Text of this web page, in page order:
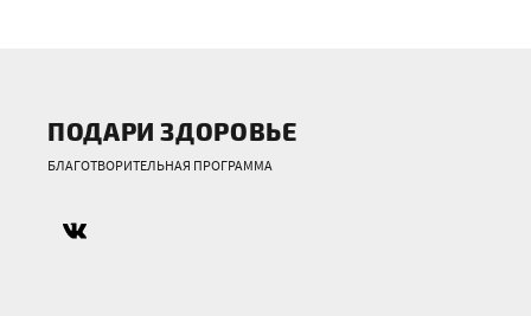
ПОДАРИ ЗДОРОВЬЕ
БЛАГОТВОРИТЕЛЬНАЯ ПРОГРАММА